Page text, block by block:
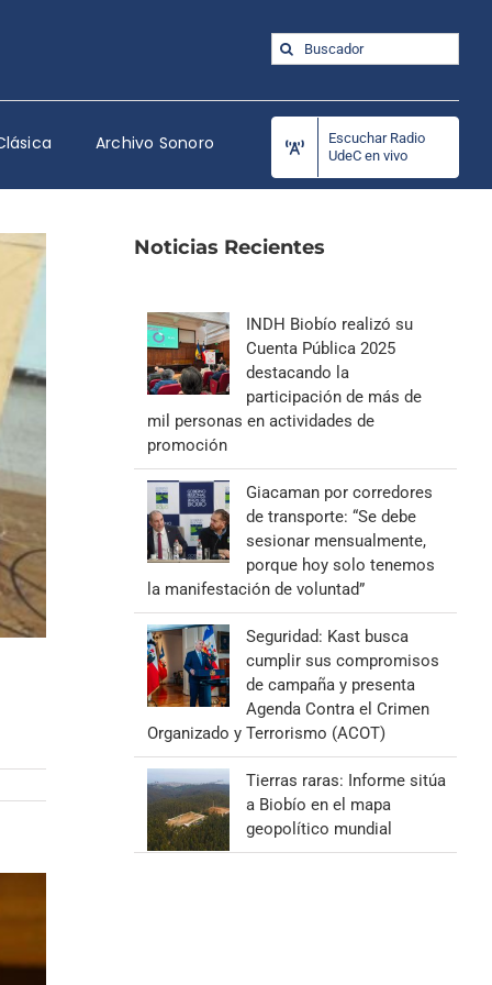
Buscar:
Archivo Sonoro
Escuchar Radio
UdeC en vivo
Noticias Recientes
INDH Biobío realizó su
Cuenta Pública 2025
destacando la
participación de más de
mil personas en actividades de
promoción
Giacaman por corredores
de transporte: “Se debe
sesionar mensualmente,
porque hoy solo tenemos
la manifestación de voluntad”
Seguridad: Kast busca
cumplir sus compromisos
de campaña y presenta
Agenda Contra el Crimen
Organizado y Terrorismo (ACOT)
Tierras raras: Informe sitúa
a Biobío en el mapa
geopolítico mundial